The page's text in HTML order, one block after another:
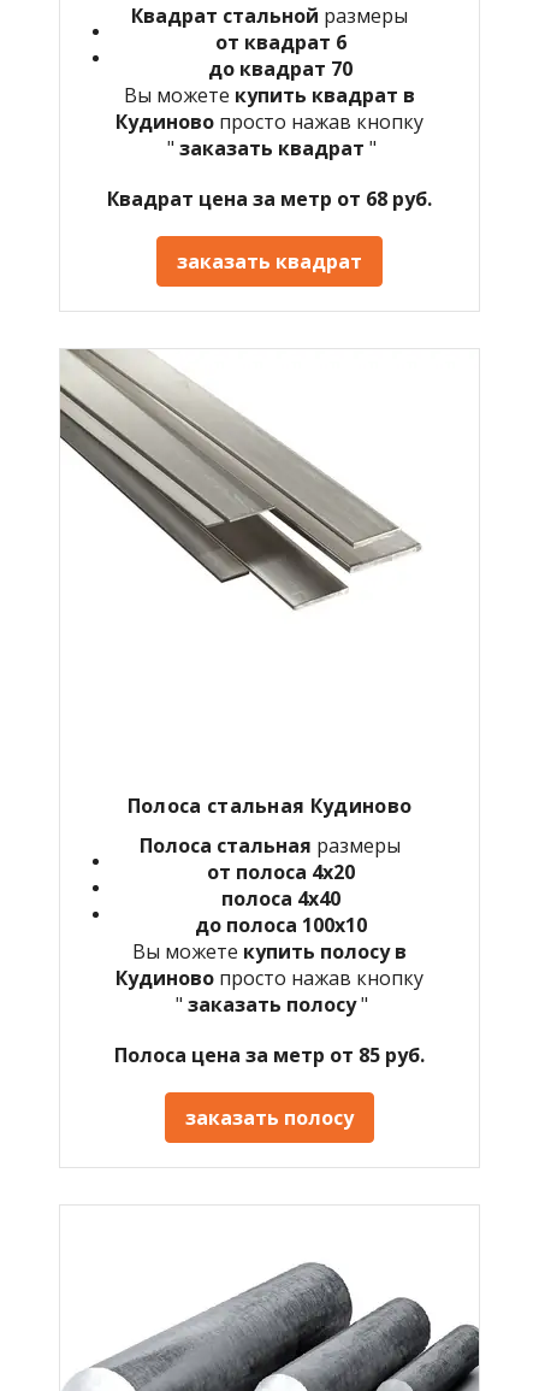
Квадрат стальной размеры
от квадрат 6
до квадрат 70
Вы можете купить квадрат в
Кудиново просто нажав кнопку
" заказать квадрат "
Квадрат цена за метр от 68 руб.
заказать квадрат
Полоса стальная Кудиново
Полоса стальная размеры
от полоса 4х20
полоса 4х40
до полоса 100х10
Вы можете купить полосу в
Кудиново просто нажав кнопку
" заказать полосу"
Полоса цена за метр от 85 руб.
заказать полосу